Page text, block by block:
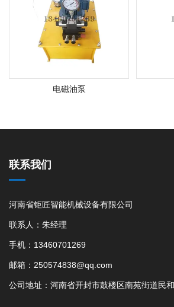
电磁油泵
联系我们
河南省钜匠智能机械设备有限公司
联系人：朱经理
手机：13460701269
邮箱：250574838@qq.com
公司地址：河南省开封市鼓楼区南苑街道民